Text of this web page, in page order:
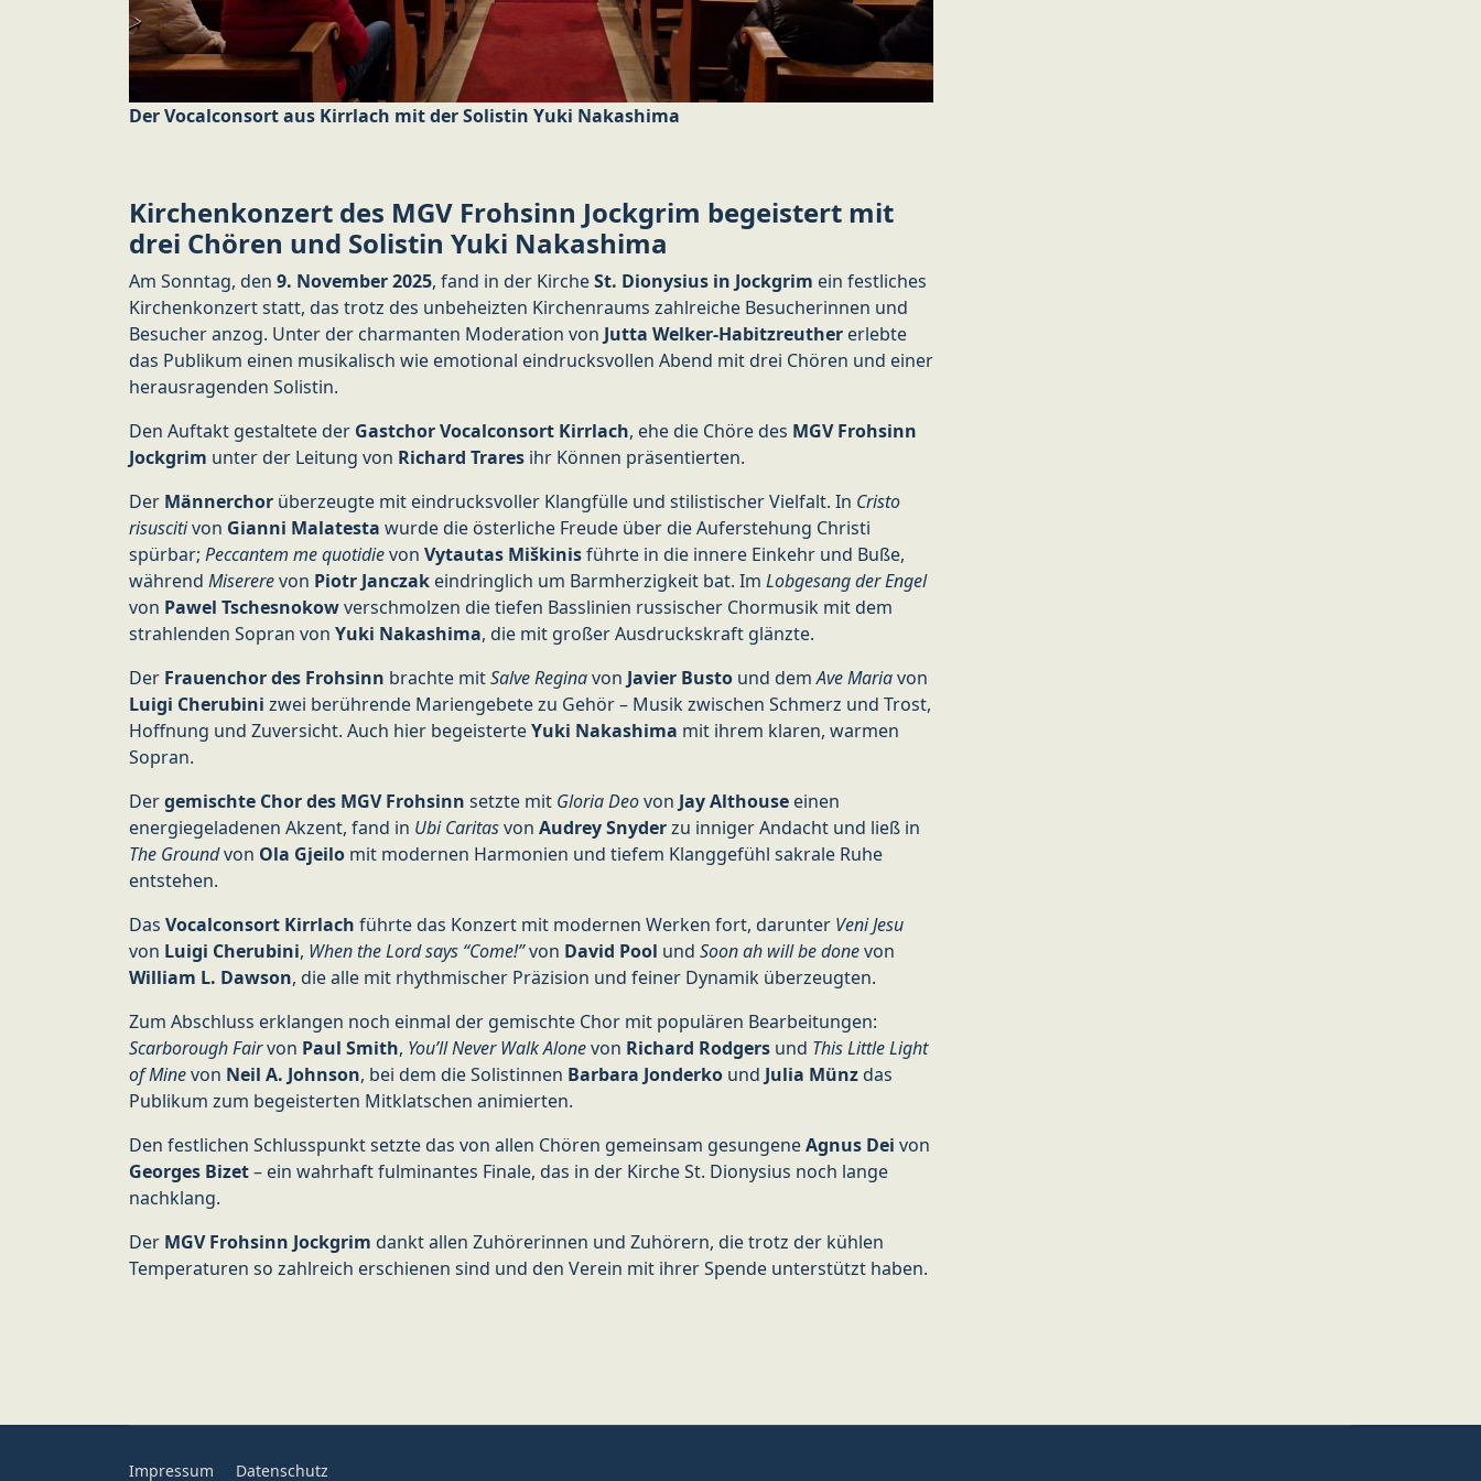
Der Vocalconsort aus Kirrlach mit der Solistin Yuki Nakashima
Kirchenkonzert des MGV Frohsinn Jockgrim begeistert mit
drei Chören und Solistin Yuki Nakashima
Am Sonntag, den 9. November 2025, fand in der KircheSt. Dionysius in Jockgrim ein festliches
Kirchenkonzert statt, das trotz des unbeheizten Kirchenraums zahlreiche Besucherinnen und
Besucher anzog. Unter der charmanten Moderation von Jutta Welker-Habitzreuther erlebte
das Publikum einen musikalisch wie emotional eindrucksvollen Abend mit drei Chören und einer
herausragenden Solistin.
Den Auftakt gestaltete der Gastchor Vocalconsort Kirrlach, ehe die Chöre des MGV Frohsinn
Jockgrim unter der Leitung von Richard Trares ihr Können präsentierten.
Der Männerchor überzeugte mit eindrucksvoller Klangfülle und stilistischer Vielfalt. In Cristo
risuscitivon Gianni Malatesta wurde die österliche Freude über die Auferstehung Christi
spürbar; Peccantem me quotidievon Vytautas Miškinisführte in die innere Einkehr und Buße,
während Misererevon Piotr Janczak eindringlich um Barmherzigkeit bat. Im Lobgesang der Engel
von Pawel Tschesnokowverschmolzen die tiefen Basslinien russischer Chormusik mit dem
strahlenden Sopran von Yuki Nakashima, die mit großer Ausdruckskraft glänzte.
Der Frauenchor des Frohsinn brachte mitSalve Reginavon Javier Busto und demAve Mariavon
Luigi Cherubini zwei berührende Mariengebete zu Gehör – Musik zwischen Schmerz und Trost,
Hoffnung und Zuversicht. Auch hier begeisterteYuki Nakashima mit ihrem klaren, warmen
Sopran.
Dergemischte Chor des MGV Frohsinn setzte mit Gloria Deovon Jay Althouse einen
energiegeladenen Akzent, fand in Ubi Caritasvon Audrey Snyderzu inniger Andacht und ließ in
The Groundvon Ola Gjeilo mit modernen Harmonien und tiefem Klanggefühl sakrale Ruhe
entstehen.
Das Vocalconsort Kirrlach führte das Konzert mit modernen Werken fort, darunter Veni Jesu
von Luigi Cherubini, When the Lord says “Come!”von David Pool und Soon ah will be donevon
William L. Dawson, die alle mit rhythmischer Präzision und feiner Dynamik überzeugten.
Zum Abschluss erklangen noch einmal der gemischte Chor mit populären Bearbeitungen:
Scarborough Fairvon Paul Smith, You’ll Never Walk Alonevon Richard Rodgers und This Little Light
of Minevon Neil A. Johnson, bei dem die Solistinnen Barbara Jonderko und Julia Münz das
Publikum zum begeisterten Mitklatschen animierten.
Den festlichen Schlusspunkt setzte das von allen Chören gemeinsam gesungeneAgnus Dei von
Georges Bizet– ein wahrhaft fulminantes Finale, das in der Kirche St. Dionysius noch lange
nachklang.
Der MGV Frohsinn Jockgrim dankt allen Zuhörerinnen und Zuhörern, die trotz der kühlen
Temperaturen so zahlreich erschienen sind und den Verein mit ihrer Spende unterstützt haben.
Impressum Datenschutz